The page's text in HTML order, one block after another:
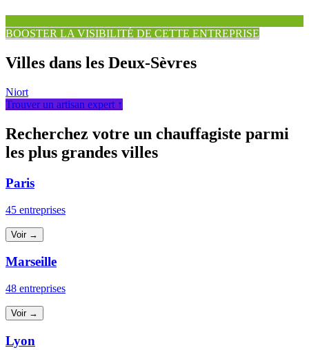
BOOSTER LA VISIBILITÉ DE CETTE ENTREPRISE
Villes dans les Deux-Sèvres
Niort
Trouver un artisan expert ↑
Recherchez votre un chauffagiste parmi
les plus grandes villes
Paris
45 entreprises
Voir →
Marseille
48 entreprises
Voir →
Lyon